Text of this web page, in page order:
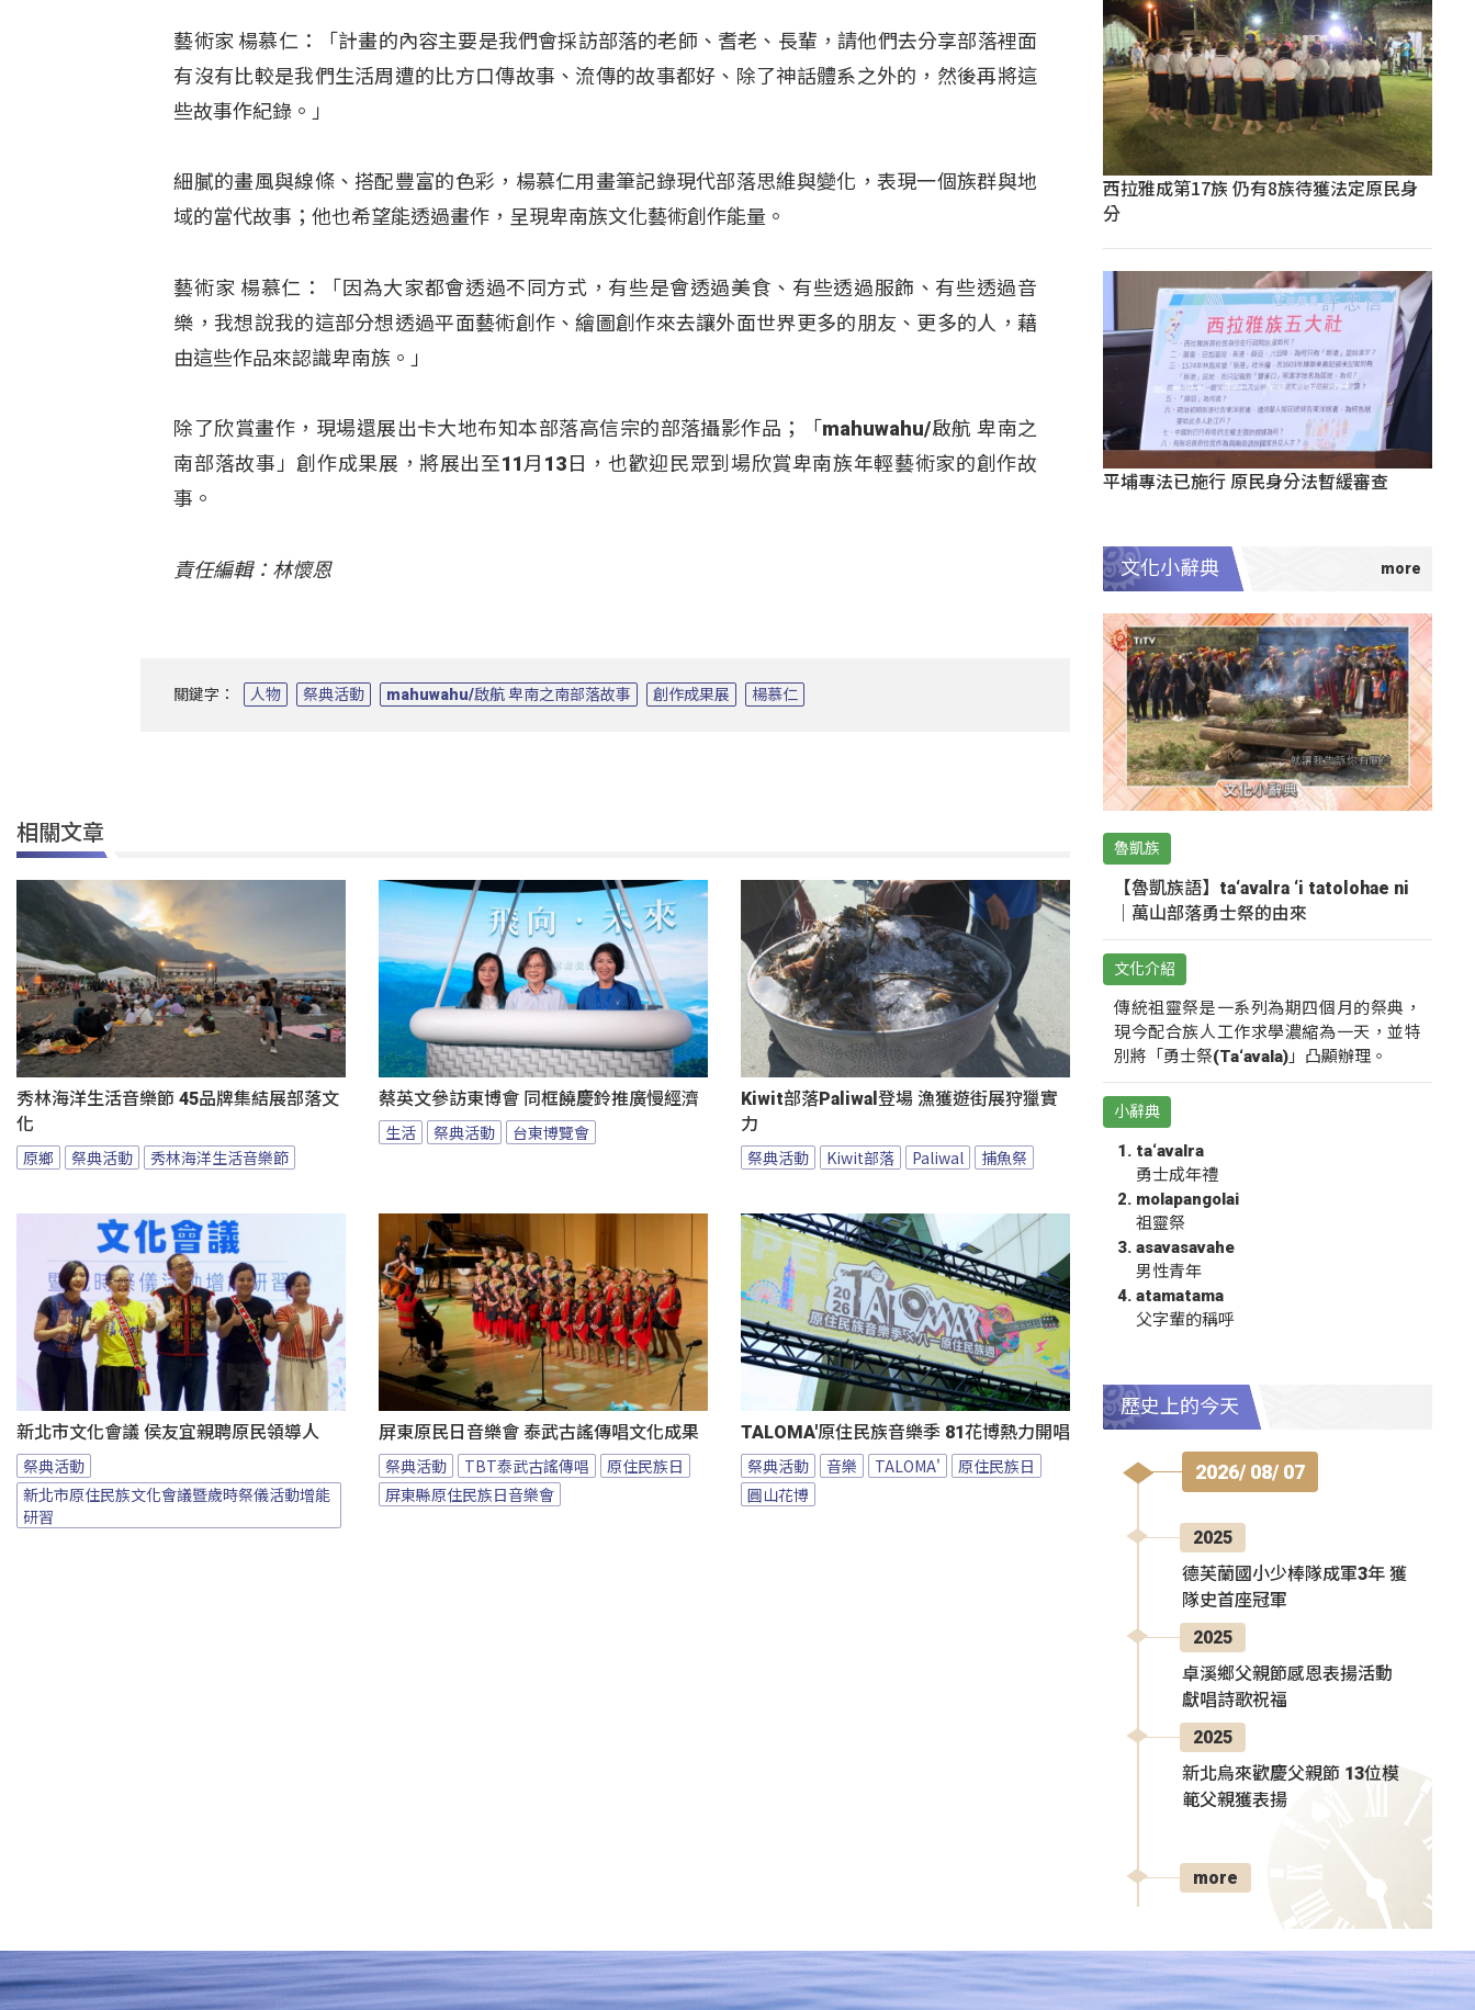
藝術家 楊慕仁：「計畫的內容主要是我們會採訪部落的老師、耆老、長輩，請他們去分享部落裡面
有沒有比較是我們生活周遭的比方口傳故事、流傳的故事都好、除了神話體系之外的，然後再將這
些故事作紀錄。」
細膩的畫風與線條、搭配豐富的色彩，楊慕仁用畫筆記錄現代部落思維與變化，表現一個族群與地
域的當代故事；他也希望能透過畫作，呈現卑南族文化藝術創作能量。
藝術家 楊慕仁：「因為大家都會透過不同方式，有些是會透過美食、有些透過服飾、有些透過音
樂，我想說我的這部分想透過平面藝術創作、繪圖創作來去讓外面世界更多的朋友、更多的人，藉
由這些作品來認識卑南族。」
除了欣賞畫作，現場還展出卡大地布知本部落高信宗的部落攝影作品；「mahuwahu/啟航 卑南之
南部落故事」創作成果展，將展出至11月13日，也歡迎民眾到場欣賞卑南族年輕藝術家的創作故
事。
責任編輯：林懷恩
關鍵字： 人物 祭典活動 mahuwahu/啟航 卑南之南部落故事 創作成果展 楊慕仁
相關文章
秀林海洋生活音樂節 45品牌集結展部落文
化
原鄉 祭典活動 秀林海洋生活音樂節
蔡英文參訪東博會 同框饒慶鈴推廣慢經濟
生活 祭典活動 台東博覽會
Kiwit部落Paliwal登場 漁獲遊街展狩獵實
力
祭典活動 Kiwit部落 Paliwal 捕魚祭
新北市文化會議 侯友宜親聘原民領導人
祭典活動
新北市原住民族文化會議暨歲時祭儀活動增能
研習
屏東原民日音樂會 泰武古謠傳唱文化成果
祭典活動 TBT泰武古謠傳唱
原住民族日
屏東縣原住民族日音樂會
TALOMA'原住民族音樂季 81花博熱力開唱
祭典活動 音樂 TALOMA'
原住民族日
圓山花博
西拉雅成第17族 仍有8族待獲法定原民身
分
平埔專法已施行 原民身分法暫緩審查
文化小辭典
魯凱族
【魯凱族語】ta‘avalra ‘i tatolohae ni
｜萬山部落勇士祭的由來
文化介紹
傳統祖靈祭是一系列為期四個月的祭典，
現今配合族人工作求學濃縮為一天，並特
別將「勇士祭(Ta‘avala)」凸顯辦理。
小辭典
ta‘avalra
勇士成年禮
molapangolai
祖靈祭
asavasavahe
男性青年
atamatama
父字輩的稱呼
歷史上的今天
2026/ 08/ 07
2025
德芙蘭國小少棒隊成軍3年 獲
隊史首座冠軍
2025
卓溪鄉父親節感恩表揚活動
獻唱詩歌祝福
2025
新北烏來歡慶父親節 13位模
範父親獲表揚
more